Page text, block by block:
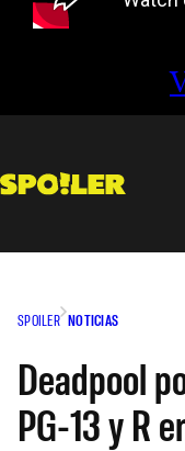
SPOILER NOTICIAS
Deadpool
PG-13 y R